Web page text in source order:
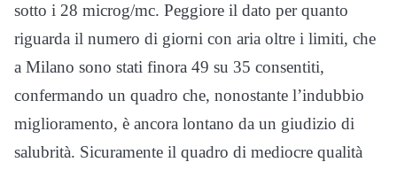
sotto i 28 microg/mc. Peggiore il dato per quanto
riguarda il numero di giorni con aria oltre i limiti, che
a Milano sono stati finora 49 su 35 consentiti,
confermando un quadro che, nonostante l’indubbio
miglioramento, è ancora lontano da un giudizio di
salubrità. Sicuramente il quadro di mediocre qualità